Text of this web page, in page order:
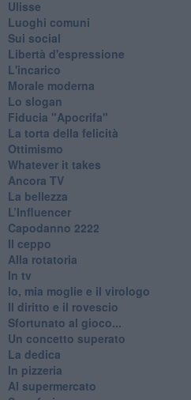
Ulisse
Luoghi comuni
Sui social
Libertà d'espressione
L'incarico
Morale moderna
Lo slogan
Fiducia "Apocrifa"
La torta della felicità
Ottimismo
Whatever it takes
Ancora TV
La bellezza
L’Influencer
​Capodanno 2222
Il ceppo
Alla rotatoria
In tv
Io, mia moglie e il virologo
Il diritto e il rovescio
Sfortunato al gioco...
Un concetto superato
La dedica
In pizzeria
Al supermercato